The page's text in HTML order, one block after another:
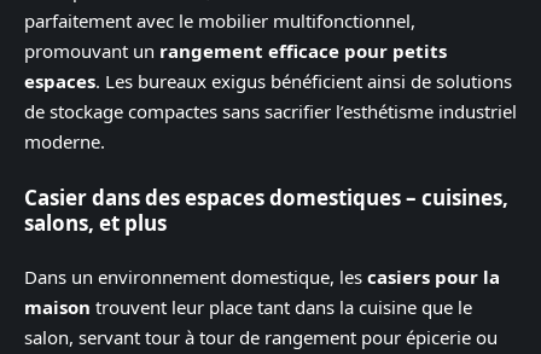
parfaitement avec le mobilier multifonctionnel,
promouvant un rangement efficace pour petits
espaces. Les bureaux exigus bénéficient ainsi de solutions
de stockage compactes sans sacrifier l’esthétisme industriel
moderne.
Casier dans des espaces domestiques – cuisines,
salons, et plus
Dans un environnement domestique, les casiers pour la
maison trouvent leur place tant dans la cuisine que le
salon, servant tour à tour de rangement pour épicerie ou